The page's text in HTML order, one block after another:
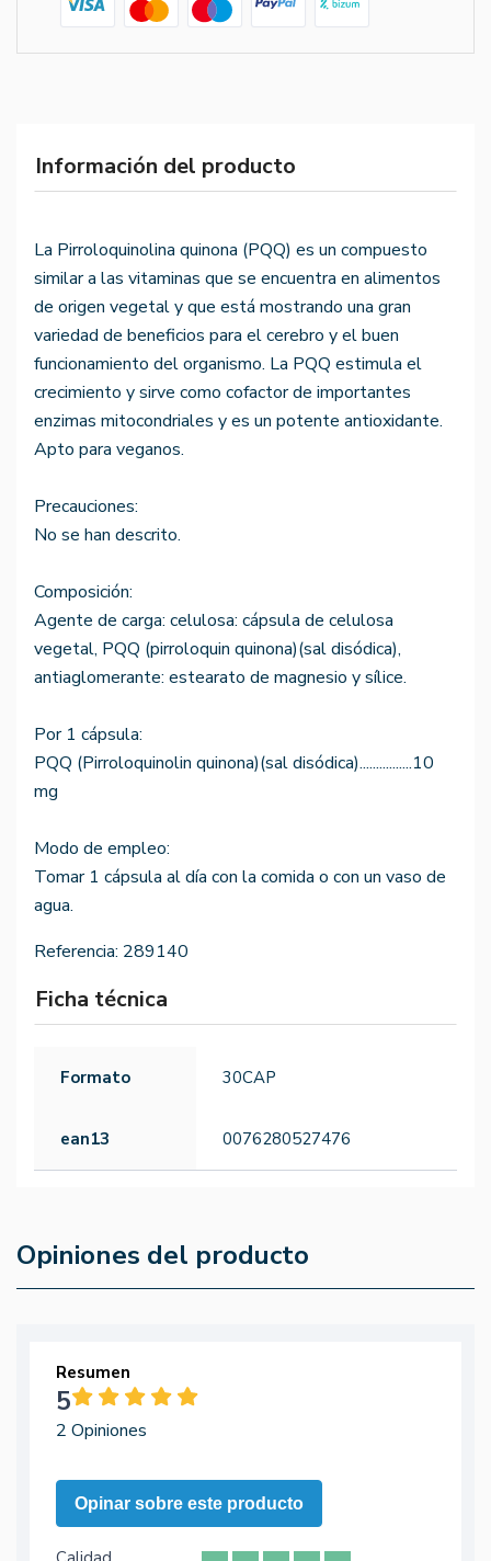
Información del producto
La Pirroloquinolina quinona (PQQ) es un compuesto
similar a las vitaminas que se encuentra en alimentos
de origen vegetal y que está mostrando una gran
variedad de beneficios para el cerebro y el buen
funcionamiento del organismo. La PQQ estimula el
crecimiento y sirve como cofactor de importantes
enzimas mitocondriales y es un potente antioxidante.
Apto para veganos.
Precauciones:
No se han descrito.
Composición:
Agente de carga: celulosa: cápsula de celulosa
vegetal, PQQ (pirroloquin quinona)(sal disódica),
antiaglomerante: estearato de magnesio y sílice.
Por 1 cápsula:
PQQ (Pirroloquinolin quinona)(sal disódica)................10
mg
Modo de empleo:
Tomar 1 cápsula al día con la comida o con un vaso de
agua.
Referencia: 289140
Ficha técnica
Formato 30CAP
ean13 0076280527476
Opiniones del producto
Resumen
5
2 Opiniones
Opinar sobre este producto